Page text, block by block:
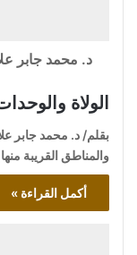
د. محمد جابر
الولاة
بقلم/ د. محمد جابر
والمناطق القريبة
أكمل القراءة »